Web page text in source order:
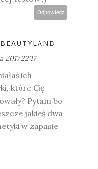
Odpowiedz
2017 22:17
ich
które Cię
Pytam bo
jakieś dwa
w zapasie